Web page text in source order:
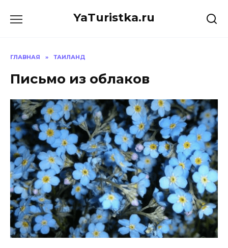
YaTuristka.ru
ГЛАВНАЯ » ТАИЛАНД
Письмо из облаков